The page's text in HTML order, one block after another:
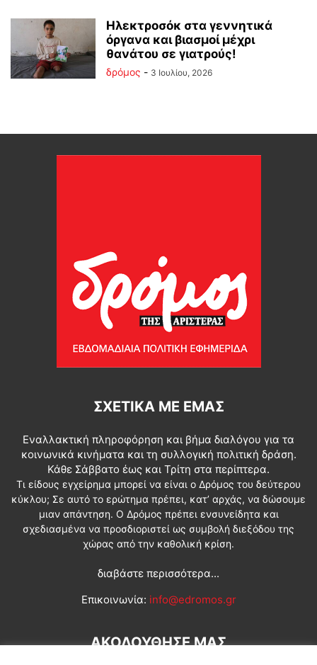
Ηλεκτροσόκ στα γεννητικά
όργανα και βιασμοί μέχρι
θανάτου σε γιατρούς!
δρόμος - 3 Ιουλίου, 2026
ΣΧΕΤΙΚΆ ΜΕ ΕΜΆΣ
Εναλλακτική πληροφόρηση και βήμα διαλόγου για τα
κοινωνικά κινήματα και τη συλλογική πολιτική δράση.
Κάθε Σάββατο έως και Τρίτη στα περίπτερα.
Τι είδους εγχείρημα μπορεί να είναι ο Δρόμος του δεύτερου
κύκλου; Σε αυτό το ερώτημα πρέπει, κατ’ αρχάς, να δώσουμε
μιαν απάντηση. Ο Δρόμος πρέπει ενσυνείδητα και
σχεδιασμένα να προσδιοριστεί ως συμβολή διεξόδου της
χώρας από την καθολική κρίση.
διαβάστε περισσότερα...
Επικοινωνία: info@edromos.gr
ΑΚΟΛΟΥΘΗΣΕ ΜΑΣ